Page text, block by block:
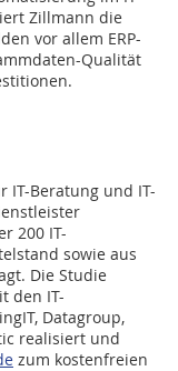
Zillmann die
vor allem ERP-
Qualität
IT-Beratung und IT-
200 IT-
sowie aus
Die Studie
den IT-
Datagroup,
realisiert und
zum kostenfreien